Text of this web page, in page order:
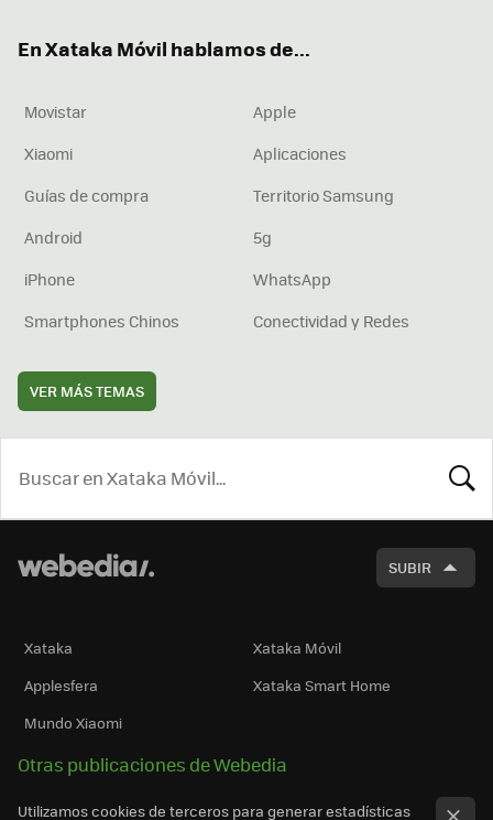
En Xataka Móvil hablamos de...
Movistar
Apple
Xiaomi
Aplicaciones
Guías de compra
Territorio Samsung
Android
5g
iPhone
WhatsApp
Smartphones Chinos
Conectividad y Redes
VER MÁS TEMAS
SUBIR
Xataka
Xataka Móvil
Applesfera
Xataka Smart Home
Mundo Xiaomi
Otras publicaciones de Webedia
Utilizamos cookies de terceros para generar estadísticas